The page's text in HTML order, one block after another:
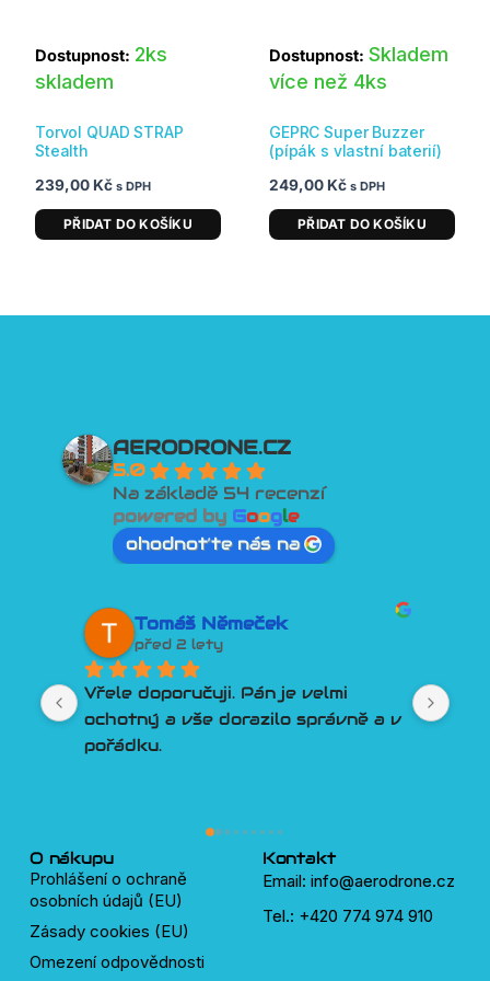
Dostupnost: 2ks
skladem
Torvol QUAD STRAP
Stealth
239,00 Kč s DPH
PŘIDAT DO KOŠÍKU
Dostupnost: Skladem
více než 4ks
GEPRC Super Buzzer
(pípák s vlastní baterií)
249,00 Kč s DPH
PŘIDAT DO KOŠÍKU
AERODRONE.CZ
5.0
Na základě 54 recenzí
powered by Google
ohodnoťte nás na
Němeček
Pán je velmi
a vše dorazilo správně a v
David Tesař
Lepší přístup k
člověk snad ani
dronů.
O nákupu
Prohlášení o ochraně
osobních údajů (EU)
Zásady cookies (EU)
Omezení odpovědnosti
Kontakt
Email: info@aerodrone.cz
Tel.: +420 774 974 910